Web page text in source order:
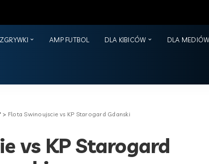
AMP FUTBOL DLA KIBICÓW DLA MEDIÓW
> Flota Swinoujscie vs KP Starogard Gdanski
vs KP Starogard